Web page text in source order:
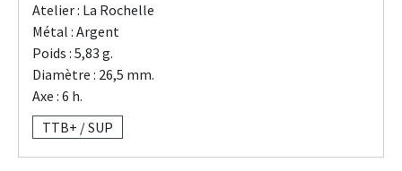
Atelier : La Rochelle
Métal : Argent
Poids : 5,83 g.
Diamètre : 26,5 mm.
Axe : 6 h.
TTB+ / SUP